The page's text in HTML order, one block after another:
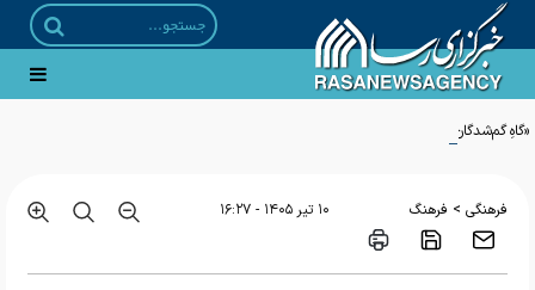
«گاهِ گم‌شدگان»؛ روایتی ادبی از مواجهه با امام رضا منتشر شد
فرهنگی > فرهنگ ۱۰ تير ۱۴۰۵ - ۱۶:۲۷